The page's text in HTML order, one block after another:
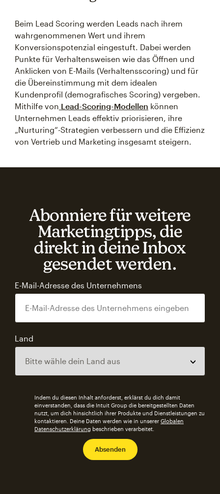
Beim Lead Scoring werden Leads nach ihrem
wahrgenommenen Wert und ihrem
Konversionspotenzial eingestuft. Dabei werden
Punkte für Verhaltensweisen wie das Öffnen und
Anklicken von E-Mails (Verhaltensscoring) und für
die Übereinstimmung mit dem idealen
Kundenprofil (demografisches Scoring) vergeben.
Mithilfe von Lead-Scoring-Modellen können
Unternehmen Leads effektiv priorisieren, ihre
„Nurturing“-Strategien verbessern und die Effizienz
von Vertrieb und Marketing insgesamt steigern.
Abonniere für weitere
Marketingtipps, die
direkt in deine Inbox
gesendet werden.
E-Mail-Adresse des Unternehmens
Land
Indem du diesen Inhalt anforderst, erklärst du dich damit
einverstanden, dass die Intuit Group die bereitgestellten Daten
nutzt, um dich hinsichtlich ihrer Produkte und Dienstleistungen zu
kontaktieren. Deine Daten werden wie in unserer Globalen
Datenschutzerklärung beschrieben verarbeitet.